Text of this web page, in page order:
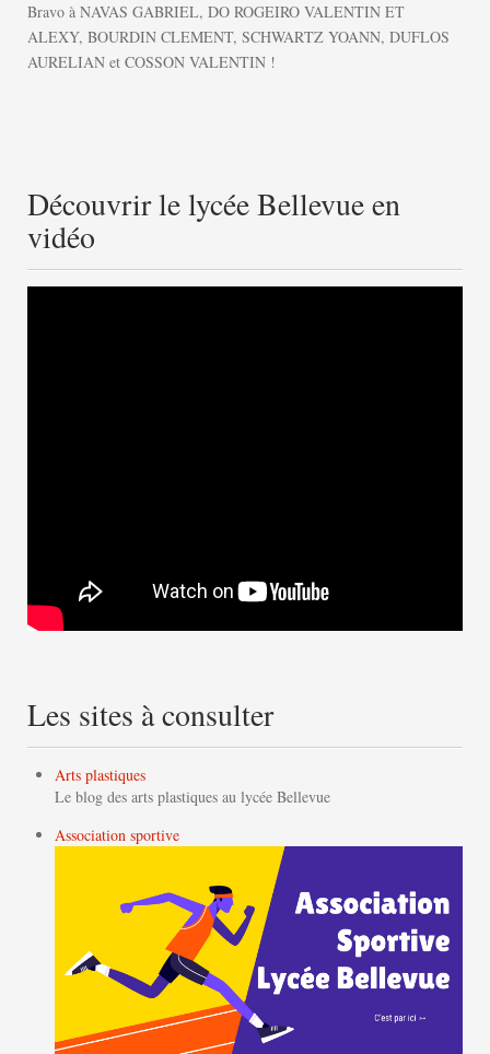
Bravo à NAVAS GABRIEL, DO ROGEIRO VALENTIN ET
ALEXY, BOURDIN CLEMENT, SCHWARTZ YOANN, DUFLOS
AURELIAN et COSSON VALENTIN !
Découvrir le lycée Bellevue en
vidéo
Les sites à consulter
Arts plastiques
Le blog des arts plastiques au lycée Bellevue
Association sportive